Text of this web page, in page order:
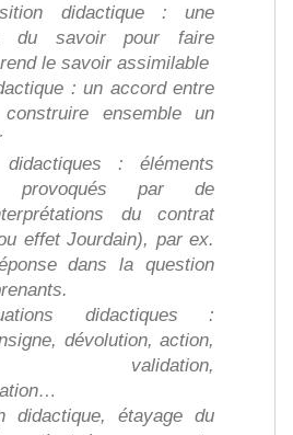
didactique : une
du savoir pour faire
le savoir assimilable
: un accord entre
ensemble un
: éléments
provoqués par de
du contrat
effet Jourdain), par ex.
dans la question
didactiques :
dévolution, action,
validation,
didactique, étayage du